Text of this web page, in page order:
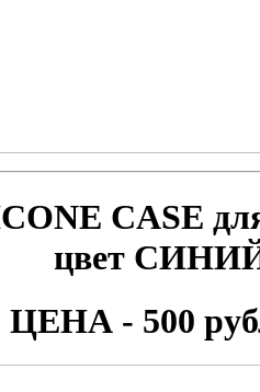
CASE
цвет
ЦЕНА - 500